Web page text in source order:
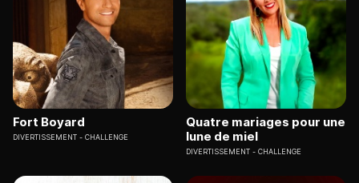
Fort Boyard
DIVERTISSEMENT CHALLENGE
Quatre mariages pour une
lune de miel
DIVERTISSEMENT CHALLENGE